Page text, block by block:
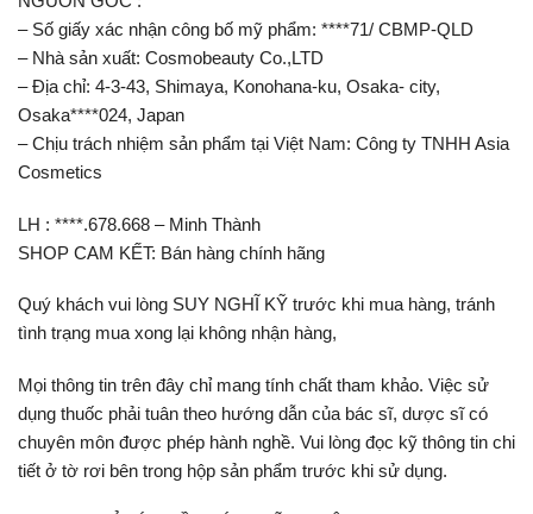
– Số giấy xác nhận công bố mỹ phẩm: ****71/ CBMP-QLD
– Nhà sản xuất: Cosmobeauty Co.,LTD
– Địa chỉ: 4-3-43, Shimaya, Konohana-ku, Osaka- city,
Osaka****024, Japan
– Chịu trách nhiệm sản phẩm tại Việt Nam: Công ty TNHH Asia
Cosmetics
LH : ****.678.668 – Minh Thành
SHOP CAM KẾT: Bán hàng chính hãng
Quý khách vui lòng SUY NGHĨ KỸ trước khi mua hàng, tránh
tình trạng mua xong lại không nhận hàng,
Mọi thông tin trên đây chỉ mang tính chất tham khảo. Việc sử
dụng thuốc phải tuân theo hướng dẫn của bác sĩ, dược sĩ có
chuyên môn được phép hành nghề. Vui lòng đọc kỹ thông tin chi
tiết ở tờ rơi bên trong hộp sản phẩm trước khi sử dụng.